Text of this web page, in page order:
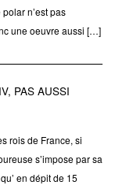
n’est pas
une oeuvre aussi […]
PAS AUSSI
rois de France, si
s’impose par sa
en dépit de 15